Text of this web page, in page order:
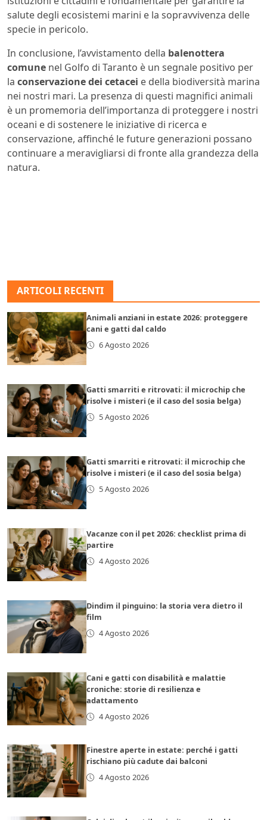
salute degli ecosistemi marini e la sopravvivenza delle
specie in pericolo.
In conclusione, l’avvistamento della balenottera
comune nel Golfo di Taranto è un segnale positivo per
la conservazione dei cetacei e della biodiversità marina
nei nostri mari. La presenza di questi magnifici animali
è un promemoria dell’importanza di proteggere i nostri
oceani e di sostenere le iniziative di ricerca e
conservazione, affinché le future generazioni possano
continuare a meravigliarsi di fronte alla grandezza della
natura.
ARTICOLI RECENTI
Animali anziani in estate 2026: proteggere
cani e gatti dal caldo
6 Agosto 2026
Gatti smarriti e ritrovati: il microchip che
risolve i misteri (e il caso del sosia belga)
5 Agosto 2026
Gatti smarriti e ritrovati: il microchip che
risolve i misteri (e il caso del sosia belga)
5 Agosto 2026
Vacanze con il pet 2026: checklist prima di
partire
4 Agosto 2026
Dindim il pinguino: la storia vera dietro il
film
4 Agosto 2026
Cani e gatti con disabilità e malattie
croniche: storie di resilienza e
adattamento
4 Agosto 2026
Finestre aperte in estate: perché i gatti
rischiano più cadute dai balconi
4 Agosto 2026